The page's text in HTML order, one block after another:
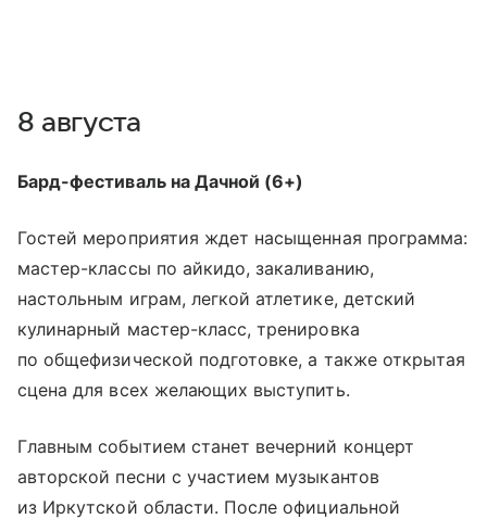
8 августа
Бард-фестиваль на Дачной (6+)
Гостей мероприятия ждет насыщенная программа:
мастер-классы по айкидо, закаливанию,
настольным играм, легкой атлетике, детский
кулинарный мастер-класс, тренировка
по общефизической подготовке, а также открытая
сцена для всех желающих выступить.
Главным событием станет вечерний концерт
авторской песни с участием музыкантов
из Иркутской области. После официальной